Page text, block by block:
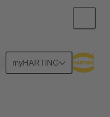
myHARTING